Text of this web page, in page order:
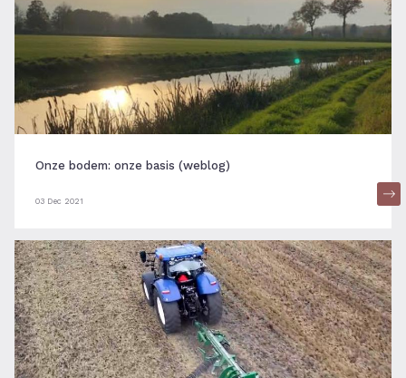
Onze bodem: onze basis (weblog)
03 Dec 2021